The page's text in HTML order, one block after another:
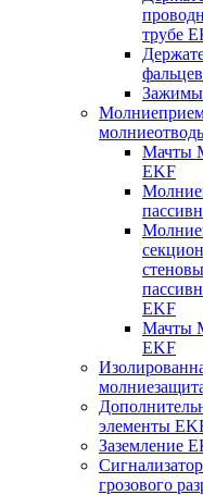
трубе
EKF
EKF
EKF
элементы
Заземление
грозового